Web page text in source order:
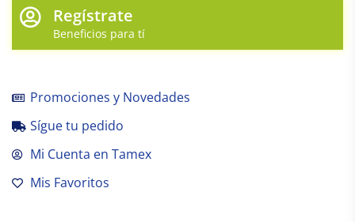
Regístrate
Beneficios para tí
Promociones y Novedades
Sígue tu pedido
Mi Cuenta en Tamex
Mis Favoritos